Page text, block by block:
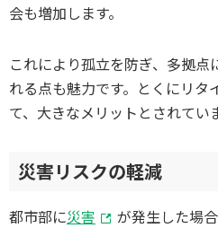
会も増加します。
これにより孤立を防ぎ、多拠
れる点も魅力です。とくにリタ
て、大きなメリットとされてい
災害リスクの軽減
都市部に災害
が発生した場